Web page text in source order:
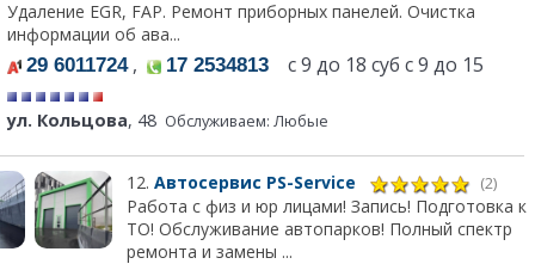
Удаление EGR, FAP. Ремонт приборных панелей. Очистка
информации об ава...
29 6011724, 17 2534813 с 9 до 18 суб с 9 до 15
ул. Кольцова, 48 Обслуживаем: Любые
12. Автосервис PS-Service (2)
Работа с физ и юр лицами! Запись! Подготовка к
ТО! Обслуживание автопарков! Полный спектр
ремонта и замены ...